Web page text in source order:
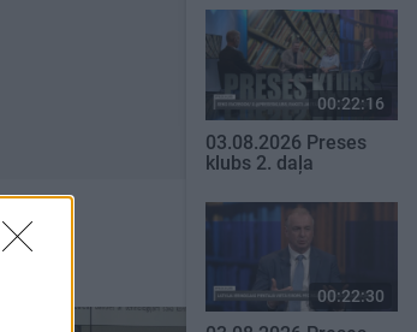
00:22:16
03.08.2026 Preses
klubs 2. daļa
00:22:30